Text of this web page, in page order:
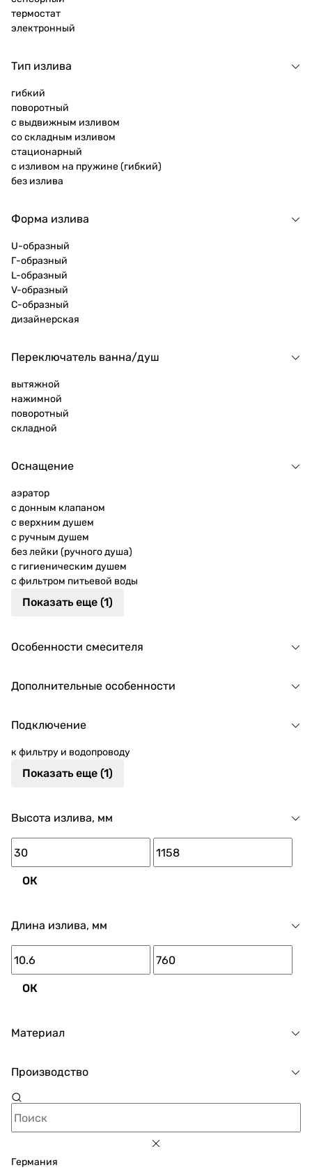
термостат
электронный
Тип излива
гибкий
поворотный
с выдвижным изливом
со складным изливом
стационарный
с изливом на пружине (гибкий)
без излива
Форма излива
U-образный
Г-образный
L-образный
V-образный
C-образный
дизайнерская
Переключатель ванна/душ
вытяжной
нажимной
поворотный
складной
Оснащение
аэратор
с донным клапаном
с верхним душем
с ручным душем
без лейки (ручного душа)
с гигиеническим душем
с фильтром питьевой воды
Показать еще (1)
Особенности смесителя
Дополнительные особенности
Подключение
к фильтру и водопроводу
Показать еще (1)
Высота излива, мм
ОК
Длина излива, мм
ОК
Материал
Производство
Германия